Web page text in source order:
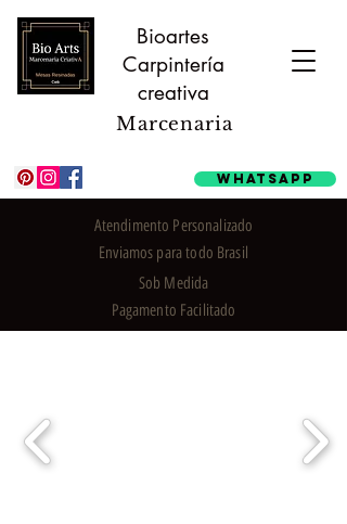
Atendimento Personalizado
Enviamos para todo Brasil
Sob Medida
Pagamento Facilitado
Bioartes
Carpintería
creativa
Marcenaria
Whatsapp